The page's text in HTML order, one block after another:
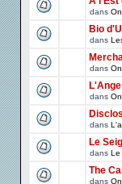
dans
Bio
dans
dans
dans
dans
Le
dans Le
The
dans